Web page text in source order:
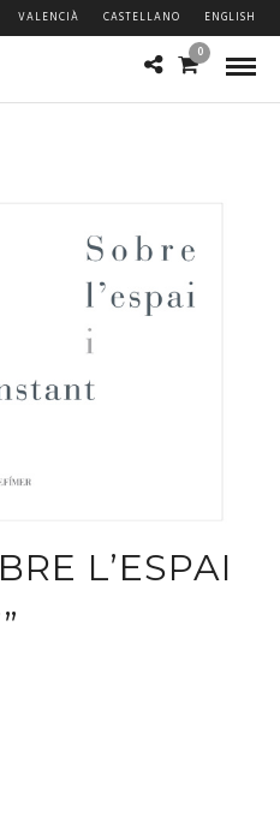
VALENCIÀ CASTELLANO ENGLISH
0
L’ESPAI